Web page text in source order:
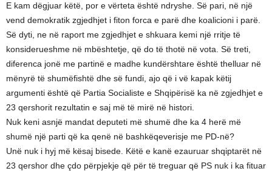
E kam dëgjuar këtë, por e vërteta është ndryshe. Së pari, në një
vend demokratik zgjedhjet i fiton forca e parë dhe koalicioni i parë.
Së dyti, ne në raport me zgjedhjet e shkuara kemi një rritje të
konsiderueshme në mbështetje, që do të thotë në vota. Së treti,
diferenca jonë me partinë e madhe kundërshtare është thelluar në
mënyrë të shumëfishtë dhe së fundi, ajo që i vë kapak këtij
argumenti është që Partia Socialiste e Shqipërisë ka në zgjedhjet e
23 qershorit rezultatin e saj më të mirë në histori.
Nuk keni asnjë mandat deputeti më shumë dhe ka 4 herë më
shumë një parti që ka qenë në bashkëqeverisje me PD-në?
Unë nuk i hyj më kësaj bisede. Këtë e kanë ezauruar shqiptarët në
23 qershor dhe çdo përpjekje që për të treguar që PS nuk i ka fituar